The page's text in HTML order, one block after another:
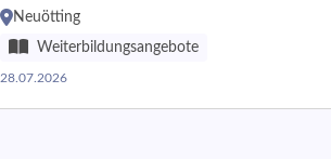
Neuötting
Weiterbildungsangebote
28.07.2026